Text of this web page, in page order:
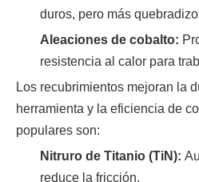
duros, pero más
Aleaciones de cobalto:
resistencia al calor para
Los recubrimientos mejoran la
herramienta y la eficiencia de
populares son:
Nitruro de Titanio (TiN):
reduce la fricción.